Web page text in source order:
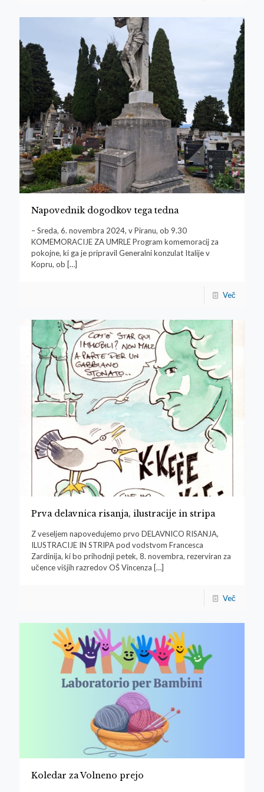
Napovednik dogodkov tega tedna
– Sreda, 6. novembra 2024, v Piranu, ob 9.30
KOMEMORACIJE ZA UMRLE Program komemoracij za
pokojne, ki ga je pripravil Generalni konzulat Italije v
Kopru, ob […]
Več
Prva delavnica risanja, ilustracije in stripa
Z veseljem napovedujemo prvo DELAVNICO RISANJA,
ILUSTRACIJE IN STRIPA pod vodstvom Francesca
Zardinija, ki bo prihodnji petek, 8. novembra, rezerviran za
učence višjih razredov OŠ Vincenza […]
Več
Koledar za Volneno prejo